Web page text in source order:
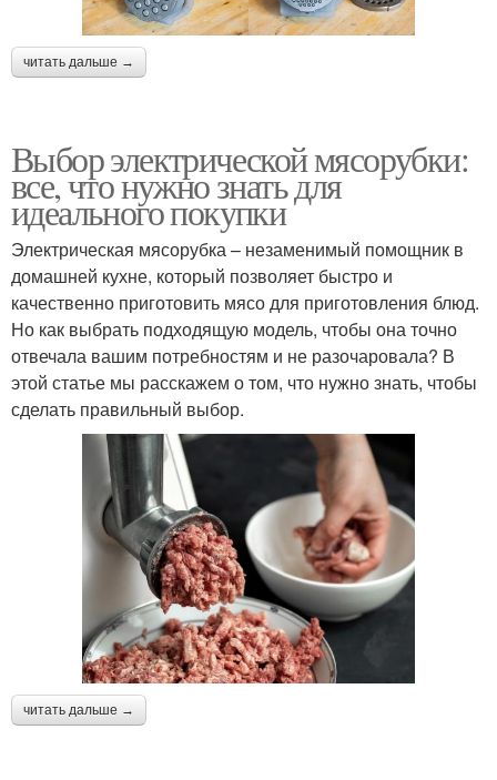
читать дальше →
Выбор электрической мясорубки:
все, что нужно знать для
идеального покупки
Электрическая мясорубка – незаменимый помощник в
домашней кухне, который позволяет быстро и
качественно приготовить мясо для приготовления блюд.
Но как выбрать подходящую модель, чтобы она точно
отвечала вашим потребностям и не разочаровала? В
этой статье мы расскажем о том, что нужно знать, чтобы
сделать правильный выбор.
читать дальше →